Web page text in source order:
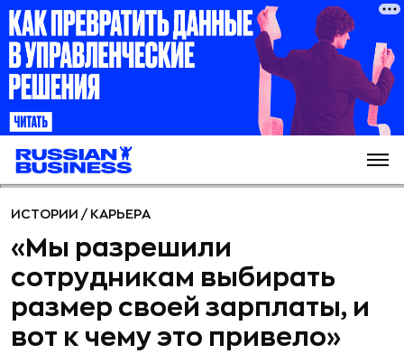
ИСТОРИИ / КАРЬЕРА
«Мы разрешили
сотрудникам выбирать
размер своей зарплаты, и
вот к чему это привело»